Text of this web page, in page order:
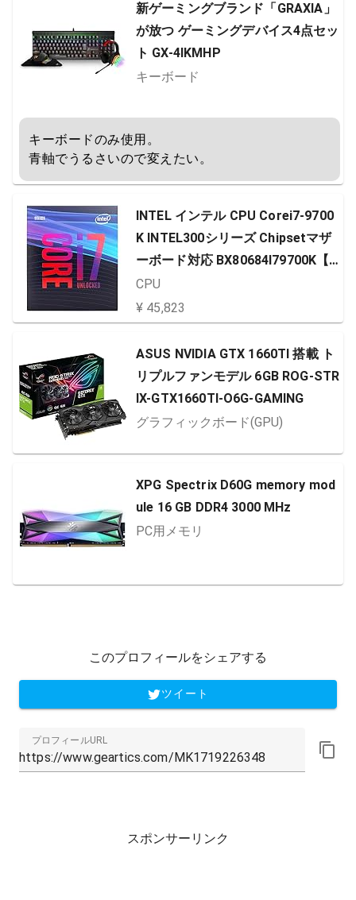
新ゲーミングブランド「GRAXIA」
が放つ ゲーミングデバイス4点セッ
ト GX-4IKMHP
キーボード
キーボードのみ使用。
青軸でうるさいので変えたい。
INTEL インテル CPU Corei7-9700
K INTEL300シリーズ Chipsetマザ
ーボード対応 BX80684I79700K【B
OX】【日本正規流通品】
CPU
¥ 45,823
ASUS NVIDIA GTX 1660TI 搭載 ト
リプルファンモデル 6GB ROG-STR
IX-GTX1660TI-O6G-GAMING
グラフィックボード(GPU)
XPG Spectrix D60G memory mod
ule 16 GB DDR4 3000 MHz
PC用メモリ
このプロフィールをシェアする
ツイート
プロフィールURL
スポンサーリンク